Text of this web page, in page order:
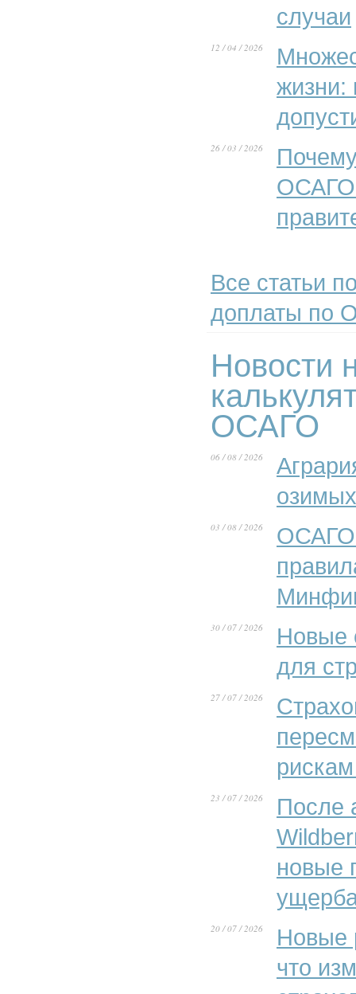
случаи
12 / 04 / 2026
жизни:
26 / 03 / 2026
Все статьи
доплаты по
Новости
ОСАГО
06 / 08 / 2026
03 / 08 / 2026
ОСАГО
30 / 07 / 2026
Новые
для
27 / 07 / 2026
23 / 07 / 2026
После
новые
20 / 07 / 2026
Новые
что